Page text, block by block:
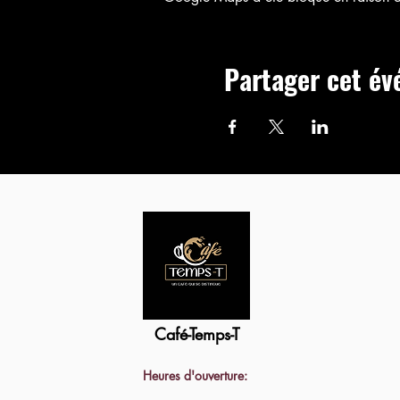
Partager cet
Café-Temps-T
Heures d'ouverture: